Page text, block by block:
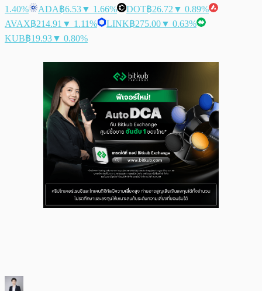
1.40%
ADA฿6.53▼ 1.66% DOT฿26.72 ▼ 0.89%
AVAX฿214.91 ▼ 1.11% LINK฿275.00▼ 0.63%
KUB฿19.93▼ 0.80%